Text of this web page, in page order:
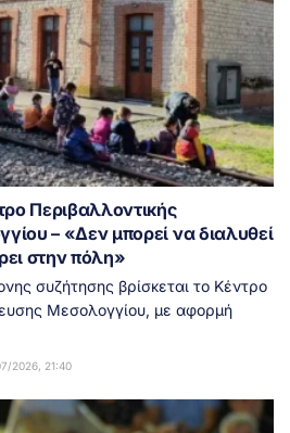
Περιβαλλοντικής
– «Δεν μπορεί να διαλυθεί
στην πόλη»
συζήτησης βρίσκεται το Κέντρο
Μεσολογγίου, με αφορμή
2026, 21:40